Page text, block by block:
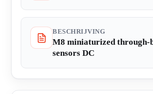
BESCHRIJVING
M8 miniaturized through-
sensors DC